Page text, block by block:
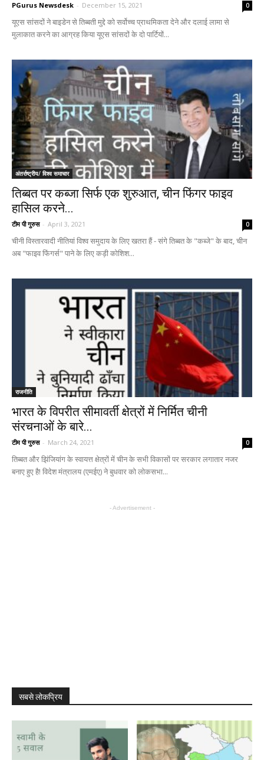
PGurus Newsdesk - December 15, 2021 0
यूएस सांसदों ने बाइडेन से तिब्बती मुद्दे को सर्वोच्च प्राथमिकता देने और दलाई लामा से
मुलाकात करने का आग्रह किया यूएस सांसदों के दो पार्टियों...
अंतर्राष्ट्रीय/ विश्व समाचार
तिब्बत पर कब्जा सिर्फ एक शुरुआत, चीन फिंगर फाइव
हासिल करने...
टीम पी गुरुस - April 3, 2021 0
चीनी विस्तारवादी नीतियां विश्व समुदाय के लिए खतरा हैं - संगे तिब्बत के "कब्जे" के बाद, चीन
अब "फाइव फिंगर्स" पाने के लिए कड़ी कोशिश...
राजनीति
भारत के विपरीत सीमावर्ती क्षेत्रों में निर्मित चीनी
संरचनाओं के बारे...
टीम पी गुरुस - March 24, 2021 0
तिब्बत और झिंजियांग के स्वायत्त क्षेत्रों में चीन के सभी विकासों पर सरकार लगातार नजर
बनाए हुए है! विदेश मंत्रालय (एमईए) ने बुधवार को लोकसभा...
- Advertisement -
सबसे लोकप्रिय